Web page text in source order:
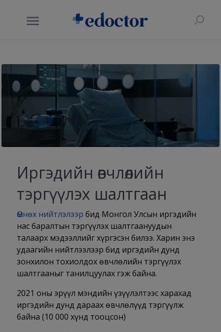
Иргэдийн өвчлөлийн
тэргүүлэх шалтгаан
Өмнөх нийтлэлээр бид Монгол Улсын иргэдийн
нас баралтын тэргүүлэх шалтгаануудын
талаарх мэдээллийг хүргэсэн билээ. Харин энэ
удаагийн нийтлээлээр бид иргэдийн дунд
зонхилон тохиолдох өвчлөлийн тэргүүлэх
шалтгааныг танилцуулах гэж байна.
2021 оны эрүүл мэндийн үзүүлэлтээс харахад
иргэдийн дунд дараах өвчлөлүүд тэргүүлж
байна (10 000 хүнд тооцсон)